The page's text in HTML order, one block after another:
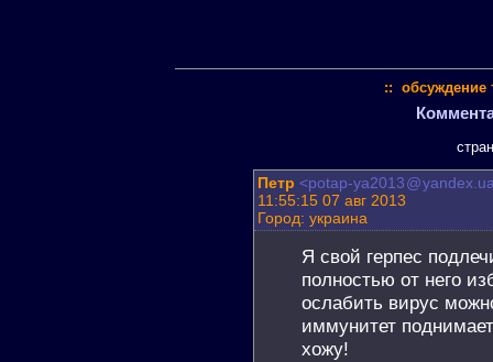
::
Петр <potap-ya2013@
11:55:15 07 авг 2013
Город: украина
Я свой герпес
полностью от него
ослабить вирус
иммунитет
хожу!